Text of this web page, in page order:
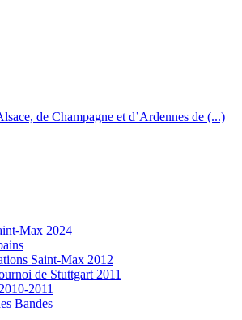
de Champagne et d’Ardennes de (...)
Max 2024
Saint-Max 2012
de Stuttgart 2011
2011
Bandes